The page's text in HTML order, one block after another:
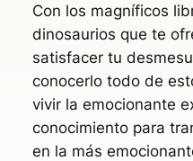
Con los magníficos
dinosaurios que te
satisfacer tu
conocerlo todo de
vivir la emocionante
conocimiento para
en la más